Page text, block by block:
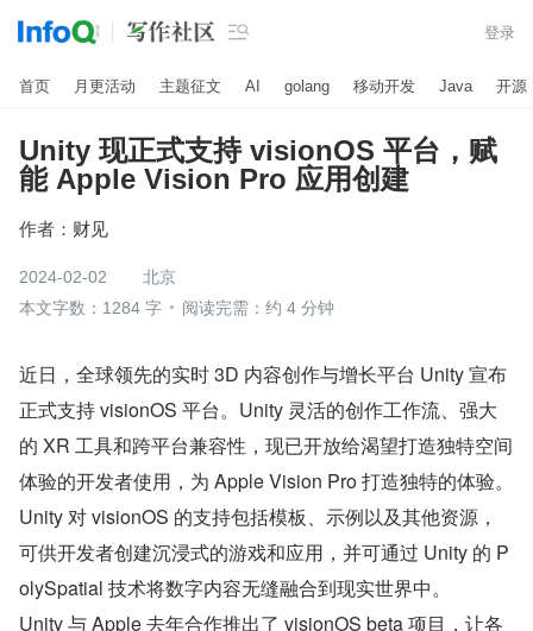
 登录
首页 月更活动 主题征文 AI golang 移动开发 Java 开源
Unity 现正式支持 visionOS 平台，赋
能 Apple Vision Pro 应用创建
作者： 财见
2024-02-02
北京
本文字数：1284 字
阅读完需：约 4 分钟
近日，全球领先的实时 3D 内容创作与增长平台 Unity 宣布
正式支持 visionOS 平台。Unity 灵活的创作工作流、强大
的 XR 工具和跨平台兼容性，现已开放给渴望打造独特空间
体验的开发者使用，为 Apple Vision Pro 打造独特的体验。
Unity 对 visionOS 的支持包括模板、示例以及其他资源，
可供开发者创建沉浸式的游戏和应用，并可通过 Unity 的 P
olySpatial 技术将数字内容无缝融合到现实世界中。
Unity 与 Apple 去年合作推出了 visionOS beta 项目，让各